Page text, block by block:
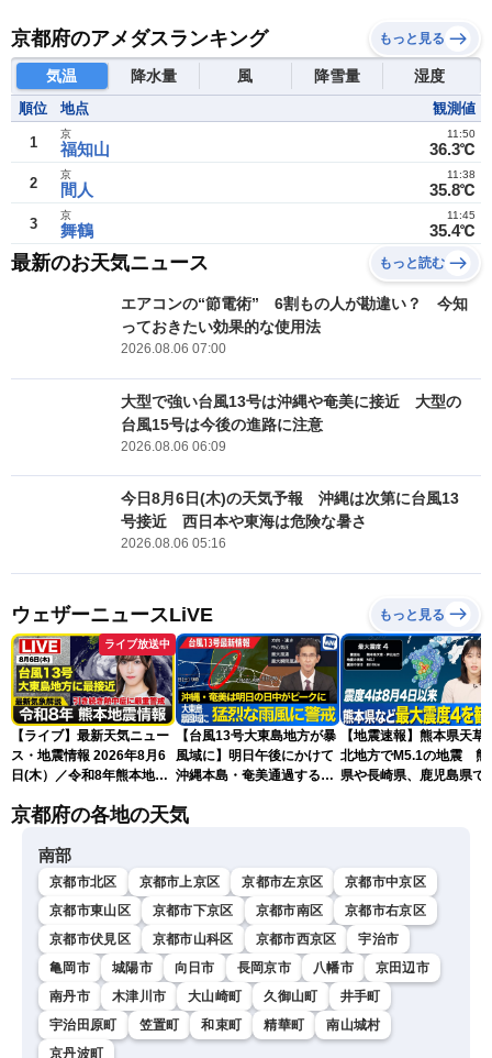
京都府のアメダスランキング もっと見る
気温 降水量 風 降雪量 湿度
順位 地点 観測値
1 福知山
京
36.3℃
11:50
2 間人
京
35.8℃
11:38
3 舞鶴
京
35.4℃
11:45
最新のお天気ニュース もっと読む
エアコンの“節電術” 6割もの人が勘違い？ 今知
っておきたい効果的な使用法
2026.08.06 07:00
大型で強い台風13号は沖縄や奄美に接近 大型の
台風15号は今後の進路に注意
2026.08.06 06:09
今日8月6日(木)の天気予報 沖縄は次第に台風13
号接近 西日本や東海は危険な暑さ
2026.08.06 05:16
ウェザーニュースLiVE もっと見る
ライブ放送中
【ライブ】最新天気ニュー
ス・地震情報 2026年8月6
日(木）／令和8年熊本地震
方に最接近 沖縄は荒天警
コーヒータイム・魚住茉由
／山口剛央〉
【台風13号大東島地方が暴
風域に】明日午後にかけて
沖縄本島・奄美通過する見
日10時更新
【地震速報】熊本県天草
北地方でM5.1の地震 熊
県や長崎県、鹿児島県で
京都府の各地の天気
南部
京都市北区 京都市上京区 京都市左京区
京都市中京区
京都市東山区
京都市下京区 京都市南区
京都市右京区
京都市伏見区
京都市山科区 京都市西京区
宇治市
亀岡市
城陽市 向日市 長岡京市 八幡市
京田辺市
南丹市
木津川市 大山崎町 久御山町
井手町
宇治田原町
笠置町 和束町 精華町
南山城村
京丹波町